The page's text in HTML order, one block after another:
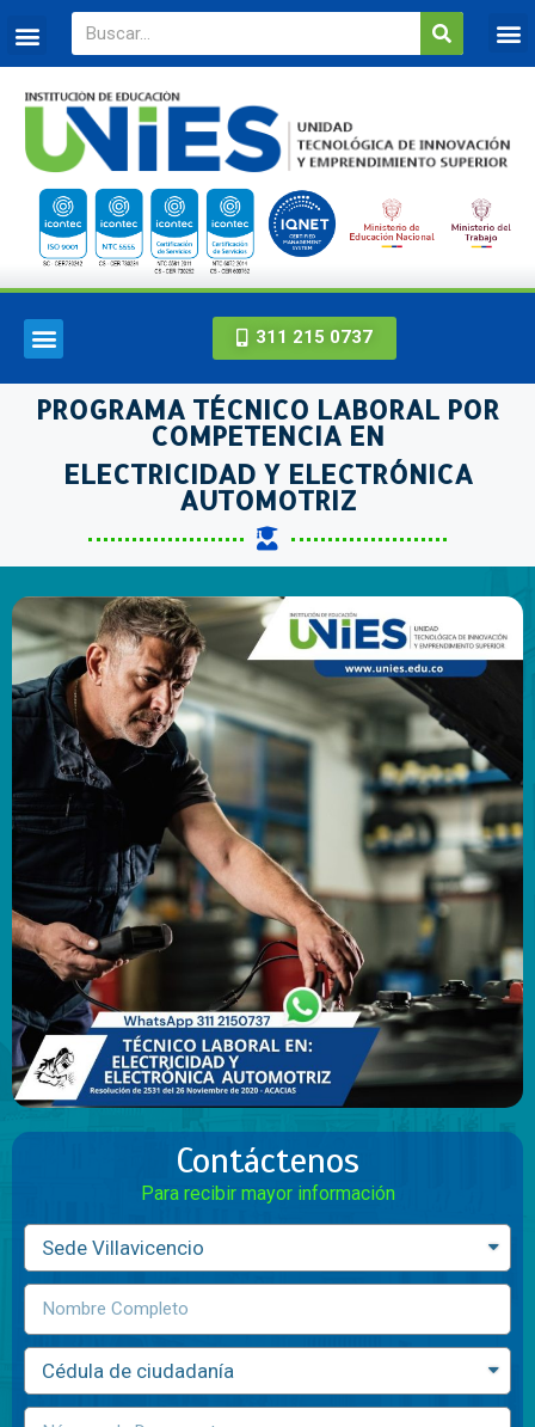
311 215 0737
PROGRAMA TÉCNICO LABORAL POR
COMPETENCIA EN
ELECTRICIDAD Y ELECTRÓNICA
AUTOMOTRIZ
Contáctenos
Para recibir mayor información